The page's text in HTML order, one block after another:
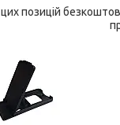
позицій